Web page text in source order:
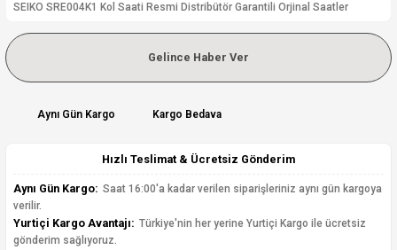
SEIKO SRE004K1 Kol Saati Resmi Distribütör Garantili Orjinal Saatler
Gelince Haber Ver
Aynı Gün Kargo Kargo Bedava
Hızlı Teslimat & Ücretsiz Gönderim
Aynı Gün Kargo: Saat 16:00'a kadar verilen siparişleriniz aynı gün kargoya
verilir.
Yurtiçi Kargo Avantajı: Türkiye'nin her yerine Yurtiçi Kargo ile ücretsiz
gönderim sağlıyoruz.